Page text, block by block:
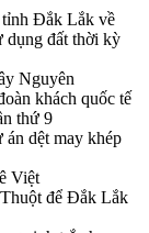
tỉnh Đắk Lắk về
dụng đất thời kỳ
Nguyên
khách quốc tế
thứ 9
dệt may khép
Việt
để Đắk Lắk